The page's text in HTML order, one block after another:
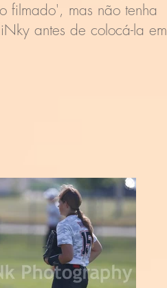
filmado', mas não tenha
antes de colocá-la em